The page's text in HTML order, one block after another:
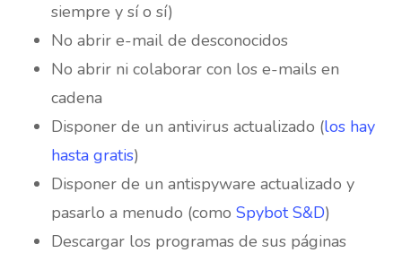
siempre y sí o sí)
No abrir e-mail de desconocidos
No abrir ni colaborar con los e-mails en
cadena
Disponer de un antivirus actualizado (los hay
hasta gratis)
Disponer de un antispyware actualizado y
pasarlo a menudo (como Spybot S&D)
Descargar los programas de sus páginas